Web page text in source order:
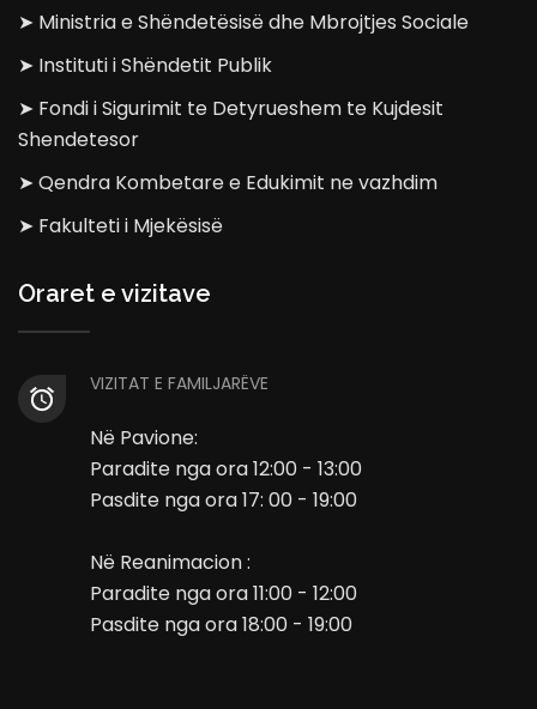
➤ Ministria e Shëndetësisë dhe Mbrojtjes Sociale
➤ Instituti i Shëndetit Publik
➤ Fondi i Sigurimit te Detyrueshem te Kujdesit
Shendetesor
➤ Qendra Kombetare e Edukimit ne vazhdim
➤ Fakulteti i Mjekësisë
Oraret e vizitave
VIZITAT E FAMILJARËVE
Në Pavione:
Paradite nga ora 12:00 - 13:00
Pasdite nga ora 17: 00 - 19:00
Në Reanimacion :
Paradite nga ora 11:00 - 12:00
Pasdite nga ora 18:00 - 19:00